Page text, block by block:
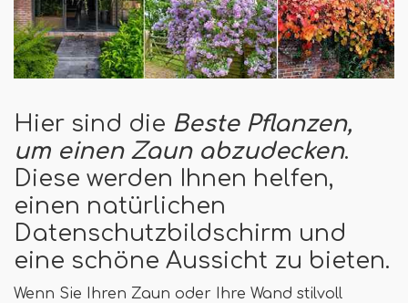
Hier sind die Beste Pflanzen,
um einen Zaun abzudecken.
Diese werden Ihnen helfen,
einen natürlichen
Datenschutzbildschirm und
eine schöne Aussicht zu bieten.
Wenn Sie Ihren Zaun oder Ihre Wand stilvoll